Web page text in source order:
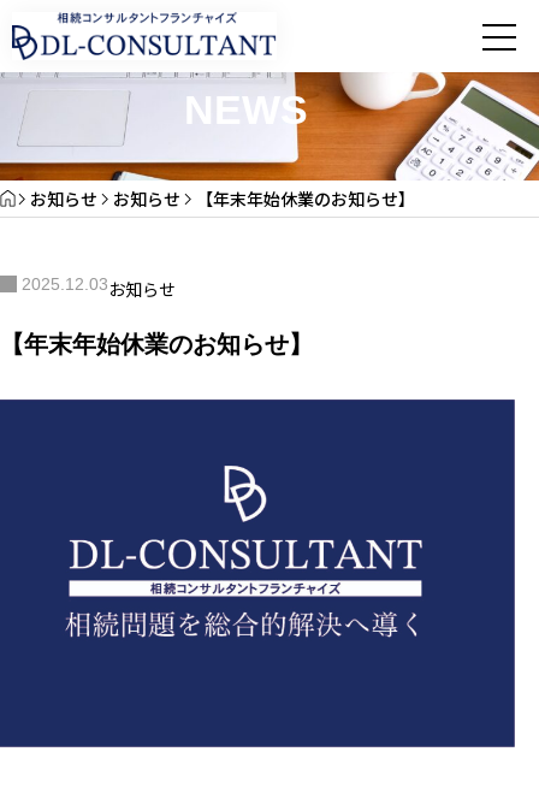
お知らせ
NEWS
お知らせ お知らせ 【年末年始休業のお知らせ】
2025.12.03お知らせ
【年末年始休業のお知らせ】